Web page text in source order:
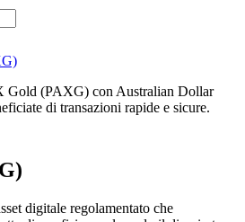
Gold (PAXG) con Australian Dollar
di transazioni rapide e sicure.
digitale regolamentato che